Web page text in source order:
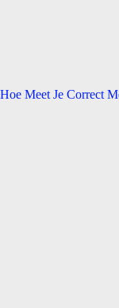
Hoe Meet Je Correct